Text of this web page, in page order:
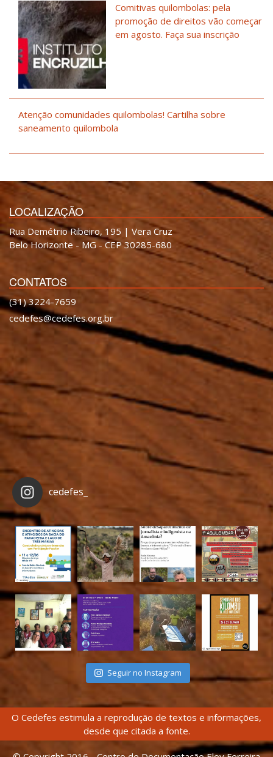
Comitivas quilombolas: pela
promoção de direitos vão começar
em agosto. Faça sua inscrição
Atenção comunidades quilombolas! Cartilha sobre
saneamento quilombola
LOCALIZAÇÃO
Rua Demétrio Ribeiro, 195 | Vera Cruz
Belo Horizonte - MG - CEP 30285-680
CONTATOS
(31) 3224-7659
cedefes@cedefes.org.br
cedefes_
Seguir no Instagram
O Cedefes estimula a reprodução de textos e informações,
desde que citada a fonte.